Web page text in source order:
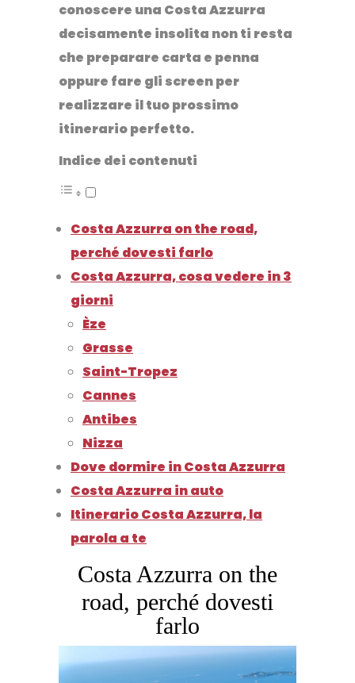
conoscere una Costa Azzurra
decisamente insolita non ti resta
che preparare carta e penna
oppure fare gli screen per
realizzare il tuo prossimo
itinerario perfetto.
Indice dei contenuti
Costa Azzurra on the road,
perché dovesti farlo
Costa Azzurra, cosa vedere in 3
giorni
Èze
Grasse
Saint-Tropez
Cannes
Antibes
Nizza
Dove dormire in Costa Azzurra
Costa Azzurra in auto
Itinerario Costa Azzurra, la
parola a te
Costa Azzurra on the
road, perché dovesti
farlo